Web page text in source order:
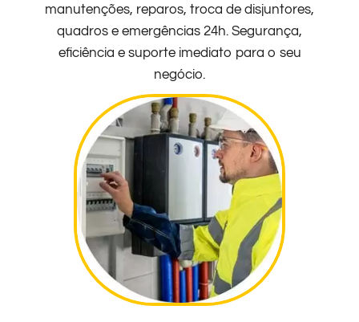
manutenções, reparos, troca de disjuntores,
quadros e emergências 24h. Segurança,
eficiência e suporte imediato para o seu
negócio.